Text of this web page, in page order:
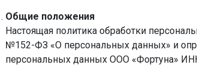
Общие положения
Настоящая политика обработки
№152-ФЗ «О персональных данных» и
персональных данных ООО «Фортуна»